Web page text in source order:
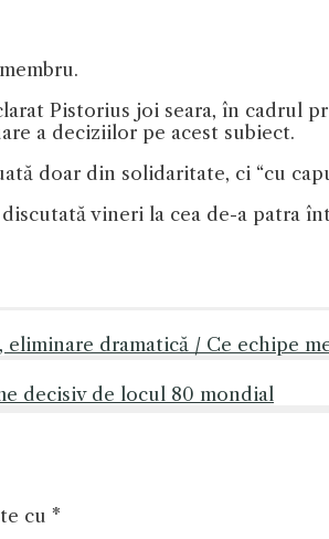
Pistorius joi seara, în
a deciziilor pe acest subiect.
doar din solidaritate, ci “cu
vineri la cea de-a patra
dramatică / Ce echipe
decisiv de locul 80 mondial
cu *